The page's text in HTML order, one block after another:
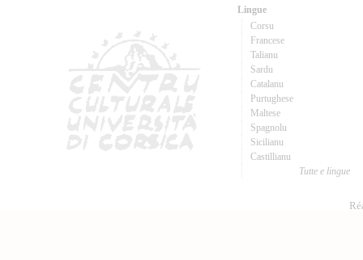
Lingue
Corsu
Francese
Talianu
Sardu
Catalanu
Purtughese
Maltese
Spagnolu
Sicilianu
Castillianu
Tutte e lingue